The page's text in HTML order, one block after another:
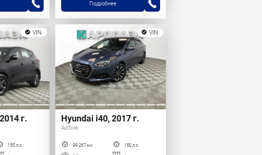
Подробнее
VIN
г.
150 л.с.
VIN
Hyundai i40, 2017 г.
Active
99 267 км 150 л.с.